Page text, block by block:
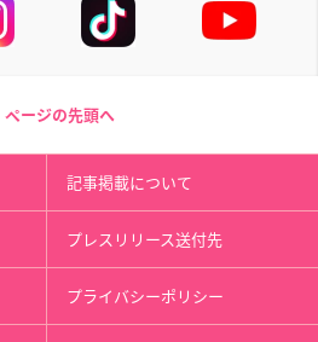
ページの先頭へ
記事掲載について
プレスリリース送付先
プライバシーポリシー